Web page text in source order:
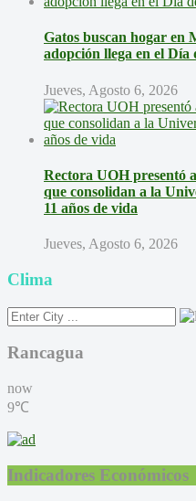
Gatos buscan hogar en
adopción llega en el Día
Jueves, Agosto 6, 2026
Rectora UOH presentó
que consolidan a la
11 años de vida
Jueves, Agosto 6, 2026
Clima
Rancagua
now
9℃
Indicadores Económicos